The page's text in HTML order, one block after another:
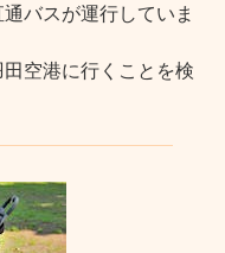
バスが運行していま
空港に行くことを検